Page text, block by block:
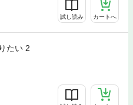
試し読み カートへ
たい 2